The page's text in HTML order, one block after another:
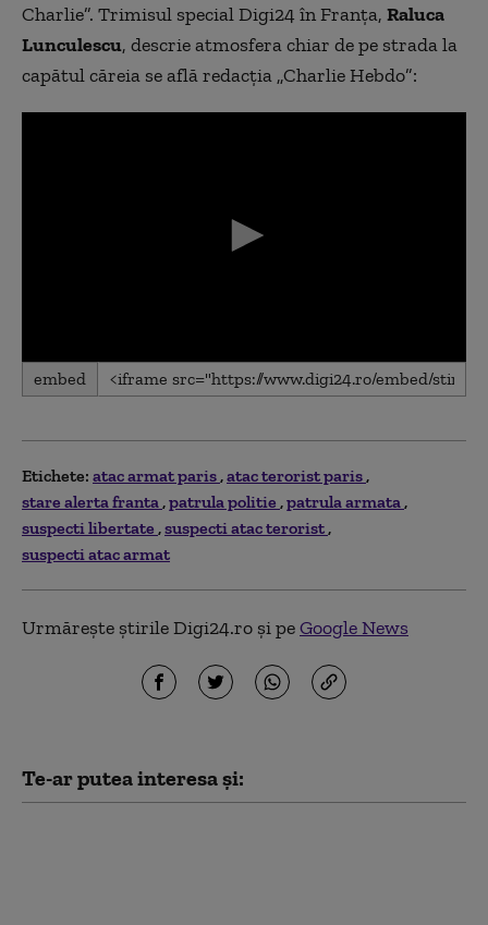
Charlie”. Trimisul special Digi24 în Franța, Raluca
Lunculescu, descrie atmosfera chiar de pe strada la
capătul căreia se află redacția „Charlie Hebdo”:
0
seconds
seconds
embed
Etichete: atac armat paris atac terorist paris
stare alerta franta patrula politie patrula armata
suspecti libertate suspecti atac terorist
suspecti atac armat
Urmărește știrile Digi24.ro și peGoogle News
Te-ar putea interesa și: